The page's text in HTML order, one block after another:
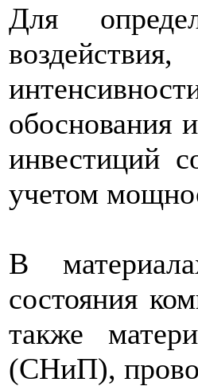
Для
обоснования
инвестиций
учетом
В
состояния
также
(СНиП),